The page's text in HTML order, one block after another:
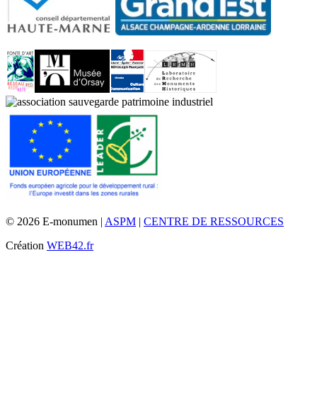
© 2026 E-monumen | ASPM | CENTRE DE RESSOURCES
Création WEB42.fr